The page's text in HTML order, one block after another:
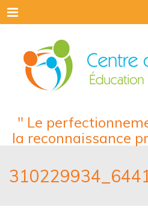
Menu
" Le
la reconnaissance